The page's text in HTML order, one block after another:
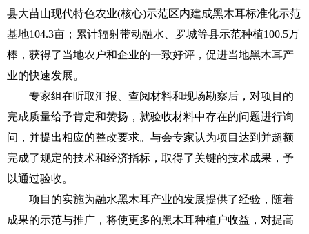
县大苗山现代特色农业(核心)示范区内建成黑木耳标准化示范
基地104.3亩；累计辐射带动融水、罗城等县示范种植100.5万
棒，获得了当地农户和企业的一致好评，促进当地黑木耳产
业的快速发展。
专家组在听取汇报、查阅材料和现场勘察后，对项目的
完成质量给予肯定和赞扬，就验收材料中存在的问题进行询
问，并提出相应的整改要求。与会专家认为项目达到并超额
完成了规定的技术和经济指标，取得了关键的技术成果，予
以通过验收。
项目的实施为融水黑木耳产业的发展提供了经验，随着
成果的示范与推广，将使更多的黑木耳种植户收益，对提高